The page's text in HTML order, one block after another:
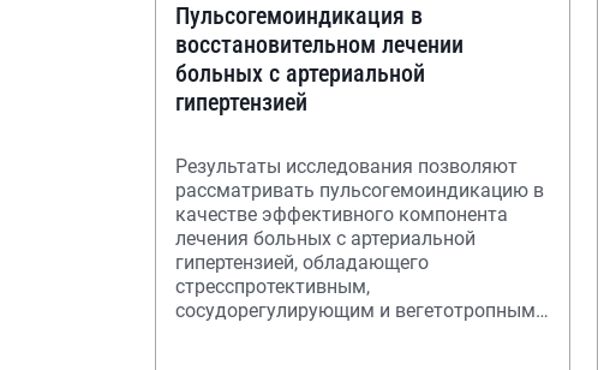
Пульсогемоиндикация в
восстановительном лечении
больных с артериальной
гипертензией
Результаты исследования позволяют
рассматривать пульсогемоиндикацию в
качестве эффективного компонента
лечения больных с артериальной
гипертензией, обладающего
стресспротективным,
сосудорегулирующим и вегетотропным